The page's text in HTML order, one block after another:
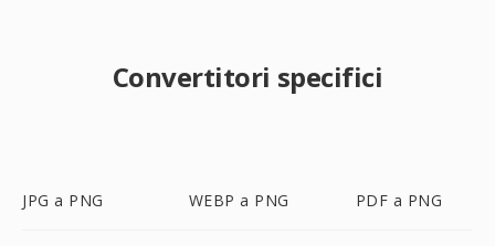
Convertitori specifici
JPG a PNG WEBP a PNG PDF a PNG